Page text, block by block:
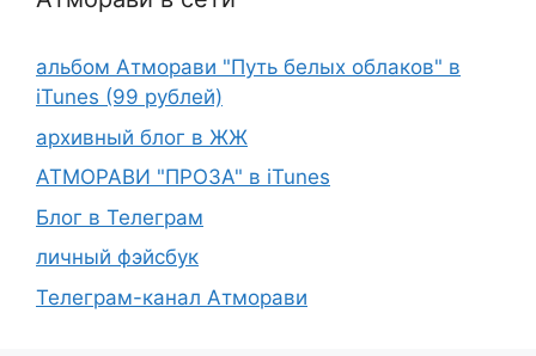
альбом Атморави "Путь белых облаков" в
iTunes (99 рублей)
архивный блог в ЖЖ
АТМОРАВИ "ПРОЗА" в iTunes
Блог в Телеграм
личный фэйсбук
Телеграм-канал Атморави